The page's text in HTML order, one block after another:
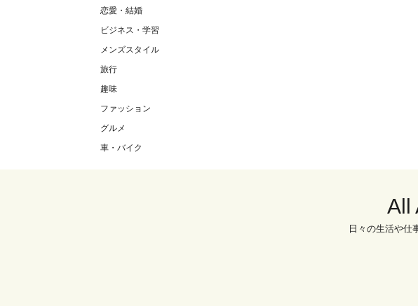
恋愛・結婚
ビジネス・学習
メンズスタイル
旅行
趣味
ファッション
グルメ
車・バイク
All
日々の生活や仕